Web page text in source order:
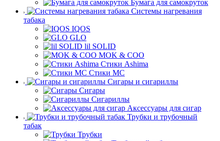
Бумага для самокруток
Системы нагревания
табака
IQOS
GLO
lil SOLID
MOK & COO
Стики Ashima
Стики MC
Сигары и сигариллы
Сигары
Сигариллы
Аксессуары для сигар
Трубки и трубочный
табак
Трубки